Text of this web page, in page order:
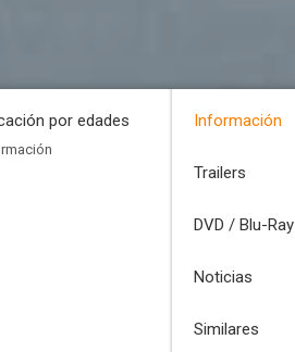
por edades Información
Trailers
DVD / Blu-Ray
Noticias
Similares